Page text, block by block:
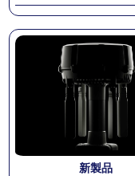
新製品